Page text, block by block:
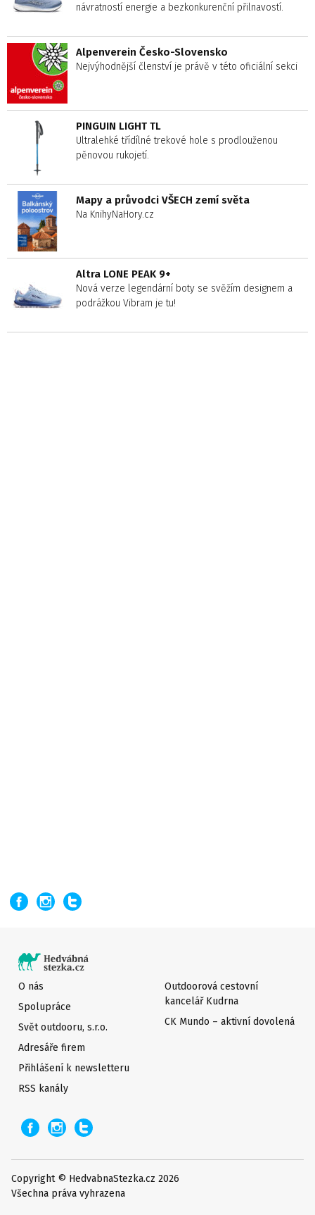
návratností energie a bezkonkurenční přilnavostí.
Alpenverein Česko-Slovensko
Nejvýhodnější členství je právě v této oficiální sekci
PINGUIN LIGHT TL
Ultralehké třídílné trekové hole s prodlouženou
pěnovou rukojetí.
Mapy a průvodci VŠECH zemí světa
Na KnihyNaHory.cz
Altra LONE PEAK 9+
Nová verze legendární boty se svěžím designem a
podrážkou Vibram je tu!
O nás
Spolupráce
Svět outdooru, s.r.o.
Adresáře firem
Přihlášení k newsletteru
Outdoorová cestovní
kancelář Kudrna
CK Mundo – aktivní dovolená
RSS kanály
Copyright © HedvabnaStezka.cz 2026
Všechna práva vyhrazena